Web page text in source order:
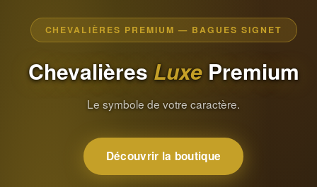
CHEVALIÈRES PREMIUM — BAGUES SIGNET
ChevalièresLuxePremium
Le symbole de votre caractère.
Découvrir la boutique